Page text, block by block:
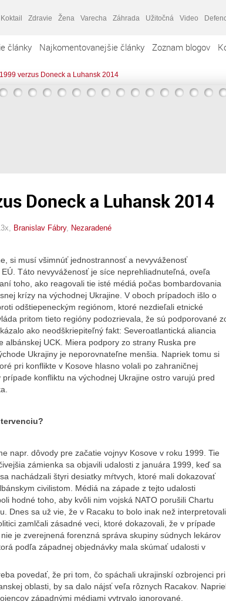
Koktail Zdravie Žena Varecha Záhrada Užitočná Video
články Najkomentovanejšie články Zoznam blogov
verzus Doneck a Luhansk 2014
Doneck a Luhansk 2014
Branislav Fábry, Nezaradené
si musí všimnúť jednostrannosť a nevyváženosť
Táto nevyváženosť je síce neprehliadnuteľná, oveľa
toho, ako reagovali tie isté médiá počas bombardovania
krízy na východnej Ukrajine. V oboch prípadoch išlo o
odštiepeneckým regiónom, ktoré nezdieľali etnické
pritom tieto regióny podozrievala, že sú podporované
ako neodškriepiteľný fakt: Severoatlantická aliancia
albánskej UCK. Miera podpory zo strany Ruska pre
Ukrajiny je neporovnateľne menšia. Napriek tomu si
pri konflikte v Kosove hlasno volali po zahraničnej
konfliktu na východnej Ukrajine ostro varujú pred
napr. dôvody pre začatie vojnyv Kosove v roku 1999. Tie
zámienka sa objavili udalosti z januára 1999, keď sa
nachádzali štyri desiatky mŕtvych, ktoré mali dokazovať
civilistom. Médiá na západe z tejto udalosti
hodné toho, aby kvôli nim vojská NATO porušili Chartu
Dnes sa už vie, že v Racaku to bolo inak než interpretovali
zamlčali zásadné veci, ktoré dokazovali, že v prípade
je zverejnená forenzná správa skupiny súdnych lekárov
podľa západnej objednávky mala skúmať udalosti v
povedať, že pri tom, čo spáchali ukrajinskí ozbrojenci pri
oblasti, by sa dalo nájsť veľa rôznych Racakov.
západnými médiami vytrvalo ignorované.